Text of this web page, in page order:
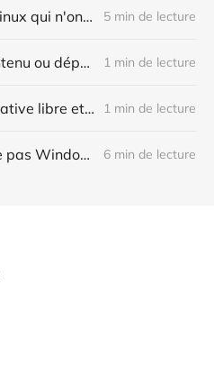
10 applications Linux qui n'ont plus rien à envier à celles d'Apple en terme d'ergonomie 5 min de lecture
Héberger son contenu ou dépendre d'une plateforme fermée : quelle différence ? 1 min de lecture
LocalSend, alternative libre et multiplateforme à Airdrop et Quick Share 1 min de lecture
« Elles n’ont même pas Windows » – workflow d’une thèse libre 6 min de lecture